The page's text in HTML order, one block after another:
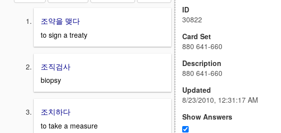
조약을 맺다
to sign a treaty
조직검사
biopsy
조치하다
to take a measure
ID
30822
Card Set
880 641-660
Description
880 641-660
Updated
8/23/2010, 12:31:17 AM
Show Answers